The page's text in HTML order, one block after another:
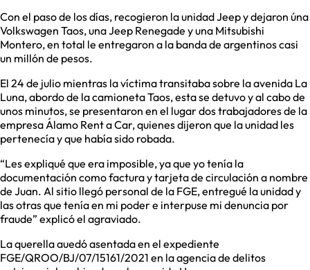
Con el paso de los días, recogieron la unidad Jeep y dejaron úna
Volkswagen Taos, una Jeep Renegade y una Mitsubishi
Montero, en total le entregaron a la banda de argentinos casi
un millón de pesos.
El 24 de julio mientras la víctima transitaba sobre la avenida La
Luna, abordo de la camioneta Taos, esta se detuvo y al cabo de
unos minutos, se presentaron en el lugar dos trabajadores de la
empresa Álamo Rent a Car, quienes dijeron que la unidad les
pertenecía y que había sido robada.
“Les expliqué que era imposible, ya que yo tenía la
documentación como factura y tarjeta de circulación a nombre
de Juan. Al sitio llegó personal de la FGE, entregué la unidad y
las otras que tenía en mi poder e interpuse mi denuncia por
fraude” explicó el agraviado.
La querella auedó asentada en el expediente
FGE/QROO/BJ/07/15161/2021 en la agencia de delitos